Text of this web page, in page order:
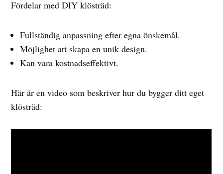
Fördelar med DIY klösträd:
Fullständig anpassning efter egna önskemål.
Möjlighet att skapa en unik design.
Kan vara kostnadseffektivt.
Här är en video som beskriver hur du bygger ditt eget
klösträd: